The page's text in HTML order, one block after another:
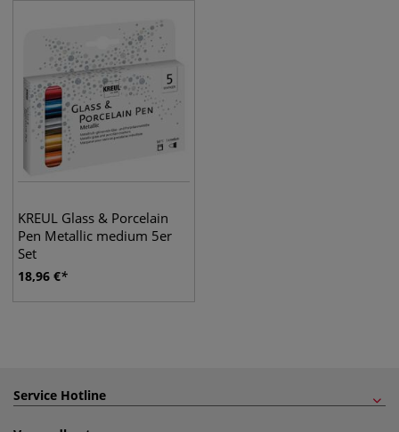
KREUL Glass & Porcelain
Pen Metallic medium 5er
Set
18,96 €
Service Hotline